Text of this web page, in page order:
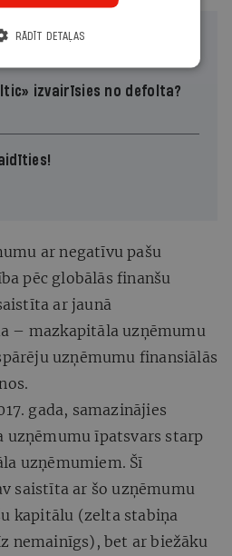
izvairīsies no defolta?
baidīties!
ar negatīvu pašu
pēc globālās finanšu
ar jaunā
– mazkapitāla uzņēmumu
uzņēmumu finansiālās
gada, samazinājies
uzņēmumu īpatsvars starp
uzņēmumiem. Šī
saistīta ar šo uzņēmumu
kapitālu (zelta stabiņa
nemainīgs), bet ar biežāku
RĀDĪT DETAĻAS